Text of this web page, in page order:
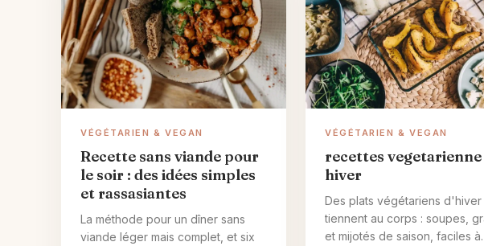
VÉGÉTARIEN & VEGAN
Recette sans viande pour
le soir : des idées simples
et rassasiantes
La méthode pour un dîner sans
viande léger mais complet, et six
VÉGÉTARIEN & VEGAN
recettes vegetarienne
hiver
Des plats végétariens d'hiver
tiennent au corps : soupes,
et mijotés de saison, faciles à